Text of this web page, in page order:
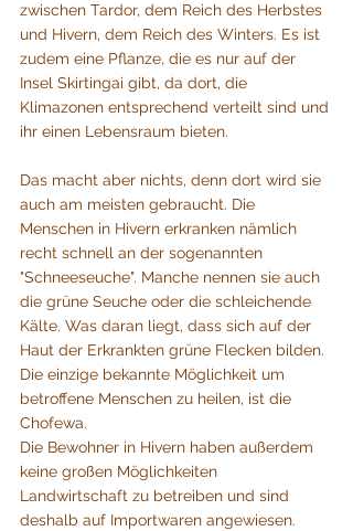
zwischen Tardor, dem Reich des Herbstes
und Hivern, dem Reich des Winters. Es ist
zudem eine Pflanze, die es nur auf der
Insel Skirtingai gibt, da dort, die
Klimazonen entsprechend verteilt sind und
ihr einen Lebensraum bieten.
Das macht aber nichts, denn dort wird sie
auch am meisten gebraucht. Die
Menschen in Hivern erkranken nämlich
recht schnell an der sogenannten
"Schneeseuche". Manche nennen sie auch
die grüne Seuche oder die schleichende
Kälte. Was daran liegt, dass sich auf der
Haut der Erkrankten grüne Flecken bilden.
Die einzige bekannte Möglichkeit um
betroffene Menschen zu heilen, ist die
Chofewa.
Die Bewohner in Hivern haben außerdem
keine großen Möglichkeiten
Landwirtschaft zu betreiben und sind
deshalb auf Importwaren angewiesen.